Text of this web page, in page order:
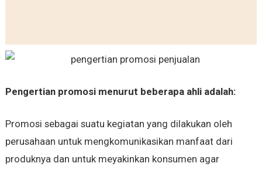
Pengertian promosi menurut beberapa ahli adalah:
Promosi sebagai suatu kegiatan yang dilakukan oleh
perusahaan untuk mengkomunikasikan manfaat dari
produknya dan untuk meyakinkan konsumen agar